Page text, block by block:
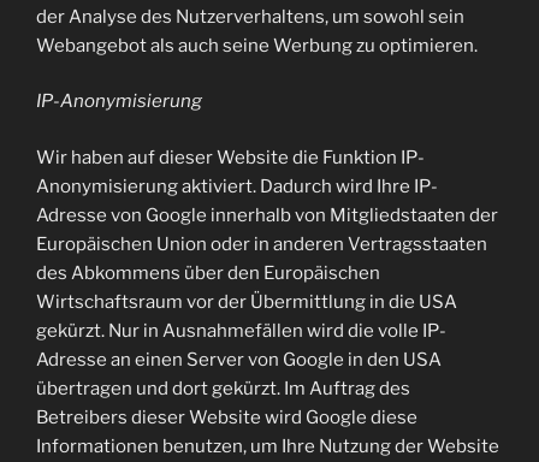
der Analyse des Nutzerverhaltens, um sowohl sein
Webangebot als auch seine Werbung zu optimieren.
IP-Anonymisierung
Wir haben auf dieser Website die Funktion IP-
Anonymisierung aktiviert. Dadurch wird Ihre IP-
Adresse von Google innerhalb von Mitgliedstaaten der
Europäischen Union oder in anderen Vertragsstaaten
des Abkommens über den Europäischen
Wirtschaftsraum vor der Übermittlung in die USA
gekürzt. Nur in Ausnahmefällen wird die volle IP-
Adresse an einen Server von Google in den USA
übertragen und dort gekürzt. Im Auftrag des
Betreibers dieser Website wird Google diese
Informationen benutzen, um Ihre Nutzung der Website